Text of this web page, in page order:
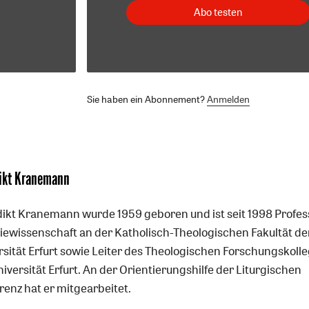
Abo testen
Sie haben ein Abonnement?Anmelden
Kranemann
Kranemann wurde 1959 geboren und ist seit 1998
an der Katholisch-Theologischen Fakultät
Erfurt sowie Leiter des Theologischen
Erfurt. An der Orientierungshilfe der Liturgischen
hat er mitgearbeitet.